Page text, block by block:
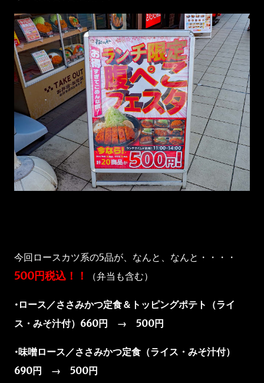
今回ロースカツ系の5品が、なんと、 なんと ・・・・
500円税込！！ （弁当も含む）
•ロース／ささみかつ定食＆トッピングポテト（ライ
ス・みそ汁付）660円 → 500円
•味噌ロース／ささみかつ定食（ライス・みそ汁付）
690円 → 500円